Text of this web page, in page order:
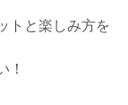
トと楽しみ方を
！